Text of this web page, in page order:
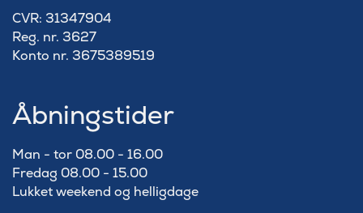
​CVR: 31347904
Reg. nr. 3627
Konto nr. 3675389519
Åbningstider
Man - tor 08.00 - 16.00
Fredag 08.00 - 15.00
Lukket weekend og helligdage